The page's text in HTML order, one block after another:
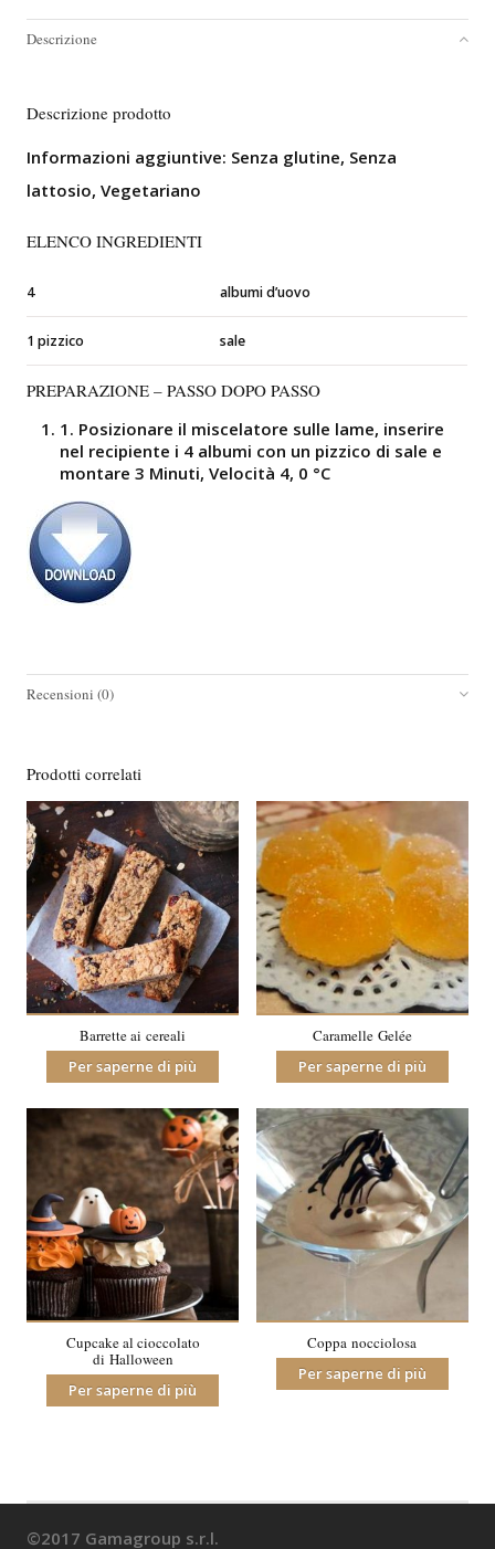
Descrizione
Descrizione prodotto
Informazioni aggiuntive: Senza glutine, Senza
lattosio, Vegetariano
ELENCO INGREDIENTI
4 albumi d’uovo
1 pizzico sale
PREPARAZIONE – PASSO DOPO PASSO
1. Posizionare il miscelatore sulle lame, inserire
nel recipiente i 4 albumi con un pizzico di sale e
montare 3 Minuti, Velocità 4, 0 °C
Recensioni (0)
Prodotti correlati
Barrette ai cereali
Per saperne di più
Caramelle Gelée
Per saperne di più
Cupcake al cioccolato
di Halloween
Per saperne di più
Coppa nocciolosa
Per saperne di più
©2017 Gamagroup s.r.l.